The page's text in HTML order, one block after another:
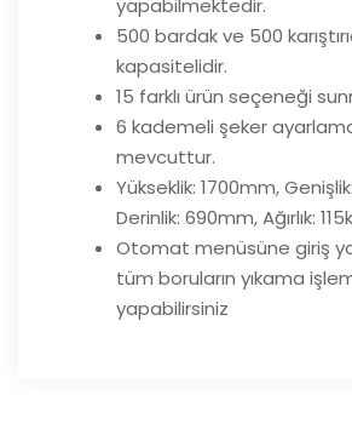
yapabilmektedir.
500 bardak ve 500
kapasitelidir.
15 farklı ürün seçeneği
6 kademeli şeker
mevcuttur.
Yükseklik: 1700mm,
Derinlik: 690mm, Ağırlık:
Otomat menüsüne giriş
tüm boruların yıkama
yapabilirsiniz